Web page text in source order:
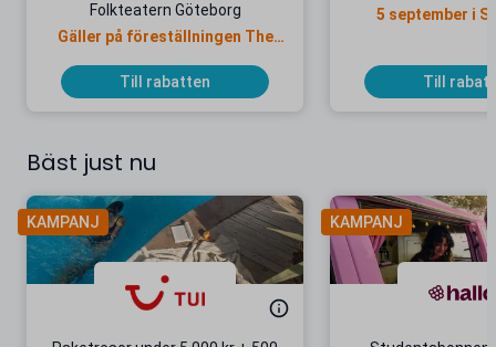
Folkteatern Göteborg
Gäller på föreställningen The
Till rabatten
5 september i
Till
Bäst just nu
KAMPANJ KAMPANJ